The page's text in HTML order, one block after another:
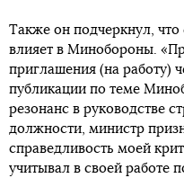
Также он подчеркнул,
влияет в Минобороны.
приглашения (на работу)
публикации по теме
резонанс в руководстве
должности, министр
справедливость моей
учитывал в своей работе